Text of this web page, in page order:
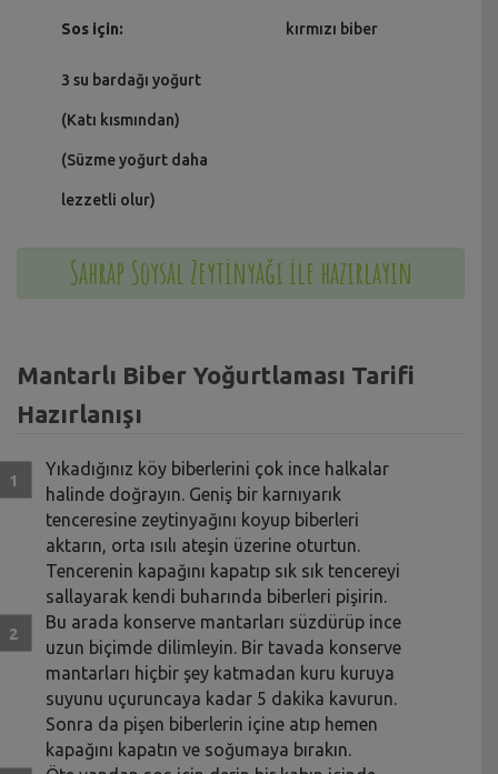
Sos için:
3 su bardağı yoğurt
(Katı kısmından)
(Süzme yoğurt daha
lezzetli olur)
kırmızı biber
Sahrap Soysal Zeytinyağı ile hazırlayın
Mantarlı Biber Yoğurtlaması Tarifi
Hazırlanışı
Yıkadığınız köy biberlerini çok ince halkalar
halinde doğrayın. Geniş bir karnıyarık
tenceresine zeytinyağını koyup biberleri
aktarın, orta ısılı ateşin üzerine oturtun.
Tencerenin kapağını kapatıp sık sık tencereyi
sallayarak kendi buharında biberleri pişirin.
Bu arada konserve mantarları süzdürüp ince
uzun biçimde dilimleyin. Bir tavada konserve
mantarları hiçbir şey katmadan kuru kuruya
suyunu uçuruncaya kadar 5 dakika kavurun.
Sonra da pişen biberlerin içine atıp hemen
kapağını kapatın ve soğumaya bırakın.